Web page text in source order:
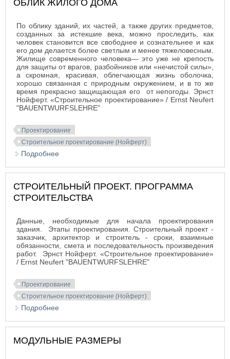
ОБЛИК ЖИЛОГО ДОМА
По облику зданий, их частей, а также других предметов,
созданных за истекшие века, можно проследить, как
человек становится все свободнее и сознательнее и как
его дом делается более светлым и менее тяжеловесным.
Жилище современного человека— это уже не крепость
для защиты от врагов, разбойников или «нечистой силы»,
а скромная, красивая, облегчающая жизнь оболочка,
хорошо связанная с природным окружением, и в то же
время прекрасно защищающая его от непогоды. Эрнст
Нойферт. «Строительное проектирование» / Ernst Neufert
"BAUENTWURFSLEHRE"
Проектирование
Строительное проектирование (Нойферт)
Подробнее
СТРОИТЕЛЬНЫЙ ПРОЕКТ. ПРОГРАММА
СТРОИТЕЛЬСТВА
Данные, необходимые для начала проектирования
здания. Этапы проектирования. Строительный проект -
заказчик, архитектор и строитель - сроки, взаимные
обязанности, смета и последовательность произведения
работ. Эрнст Нойферт. «Строительное проектирование»
/ Ernst Neufert "BAUENTWURFSLEHRE"
Проектирование
Строительное проектирование (Нойферт)
Подробнее
МОДУЛЬНЫЕ РАЗМЕРЫ